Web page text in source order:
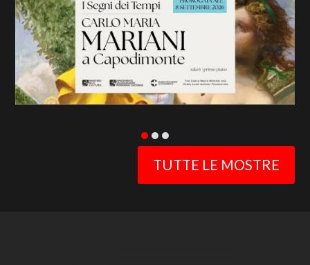
TUTTE LE MOSTRE